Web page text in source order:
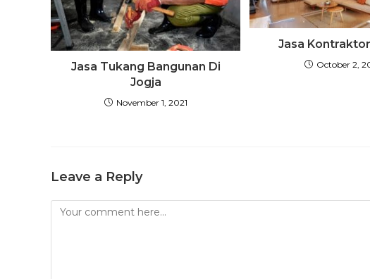
Jasa Tukang Bangunan Di
Jogja
November 1, 2021
Jasa
October 2,
Leave a Reply